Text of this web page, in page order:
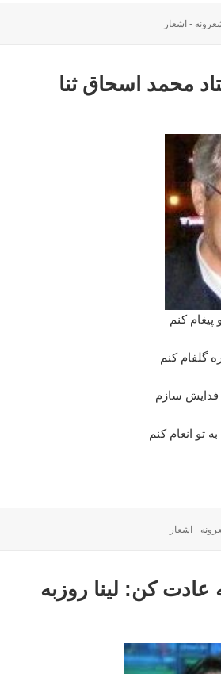
- اشعار
محمد اسحاق ثنا
کنم
گلفام کنم
فدایش سازم
تو انعام کنم
استاد محمد اسحاق ثنا
- اشعار
عادت کن: لینا روزبه